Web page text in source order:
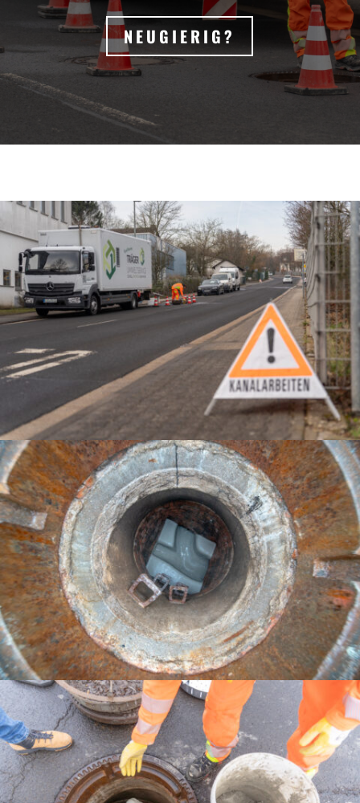
NEUGIERIG?